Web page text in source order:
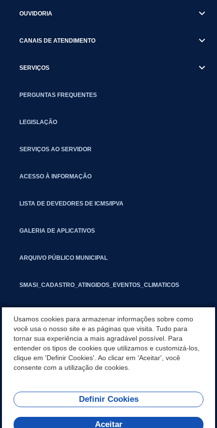
OUVIDORIA
CANAIS DE ATENDIMENTO
SERVIÇOS
PERGUNTAS FREQUENTES
LEGISLAÇÃO
SERVIÇOS AO SERVIDOR
ACESSO À INFORMAÇÃO
LISTA DE DEVEDORES DE ICMS/IPVA
GALERIA DE APLICATIVOS
ARQUIVO PÚBLICO MUNICIPAL
SMASI_CADASTRO_ATINGIDOS_EVENTOS_CLIMATICOS
INFORMATIVO PIT
SEGUNDA VIA IPTU
REDES SOCIAIS
Usamos cookies para armazenar informações sobre como
você usa o nosso site e as páginas que visita. Tudo para
tornar sua experiência a mais agradável possível. Para
entender os tipos de cookies que utilizamos e customizá-los,
clique em 'Definir Cookies'. Ao clicar em 'Aceitar', você
consente com a utilização de cookies.
Definir Cookies
Aceitar